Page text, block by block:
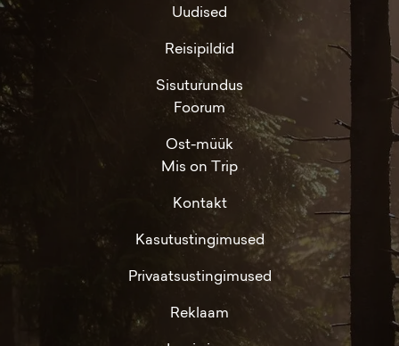
Uudised
Reisipildid
Sisuturundus
Foorum
Ost-müük
Mis on Trip
Kontakt
Kasutustingimused
Privaatsustingimused
Reklaam